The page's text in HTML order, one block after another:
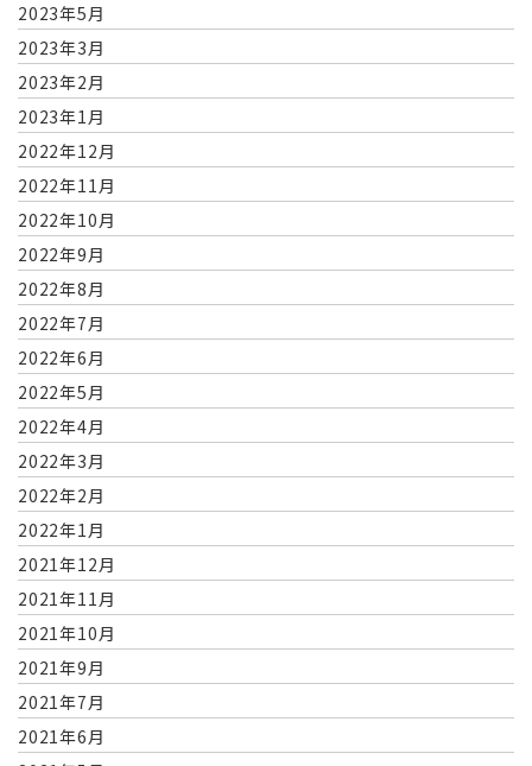
2023年5月
2023年3月
2023年2月
2023年1月
2022年12月
2022年11月
2022年10月
2022年9月
2022年8月
2022年7月
2022年6月
2022年5月
2022年4月
2022年3月
2022年2月
2022年1月
2021年12月
2021年11月
2021年10月
2021年9月
2021年7月
2021年6月